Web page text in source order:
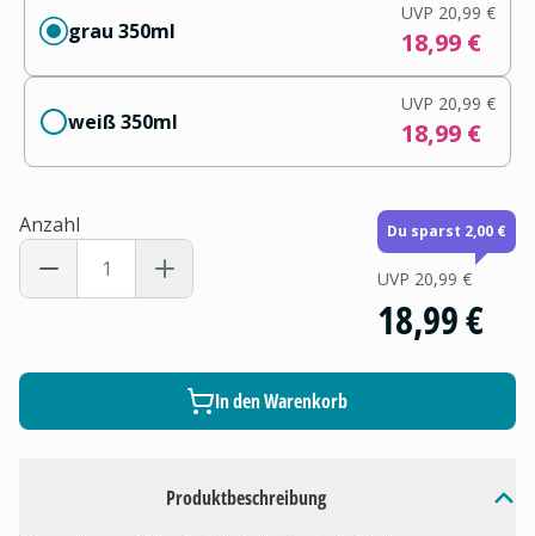
Produktbeschreibung
grau 350ml
UVP 20,99 €
18,99 €
weiß 350ml
UVP 20,99 €
18,99 €
Anzahl Du sparst 2,00 €
UVP 20,99 €
18,99 €
In den Warenkorb